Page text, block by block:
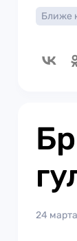
Ближе
24